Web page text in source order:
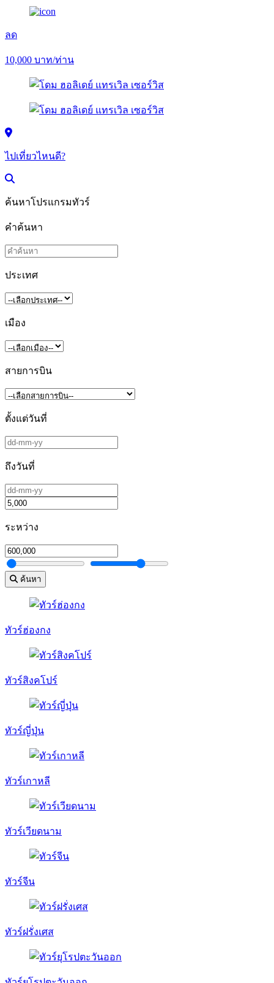
ลด
10,000 บาท/ท่าน
ไปเที่ยวไหนดี?
ค้นหาโปรแกรมทัวร์
คำค้นหา
ประเทศ
เมือง
สายการบิน
ตั้งแต่วันที่
ถึงวันที่
ระหว่าง
ค้นหา
ทัวร์ฮ่องกง
ทัวร์สิงคโปร์
ทัวร์ญี่ปุ่น
ทัวร์เกาหลี
ทัวร์เวียดนาม
ทัวร์จีน
ทัวร์ฝรั่งเศส